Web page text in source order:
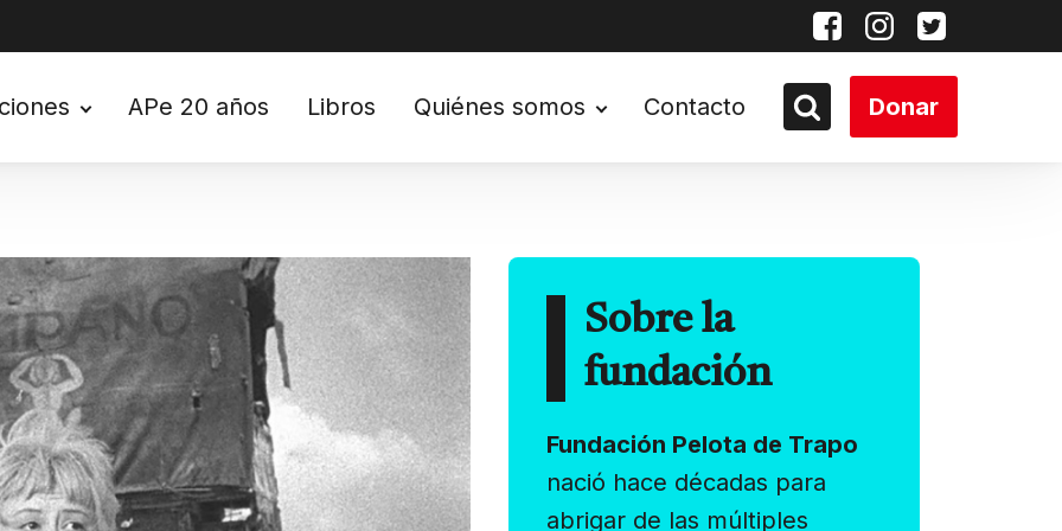
APe 20 años Libros Quiénes somos Contacto Donar
Sobre la
fundación
Fundación Pelota de Trapo
nació hace décadas para
abrigar de las múltiples